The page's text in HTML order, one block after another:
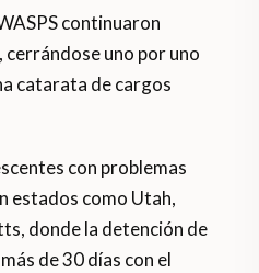
continuaron
uno por uno
catarata de cargos
con problemas
estados como Utah,
donde la detención de
de 30 días con el